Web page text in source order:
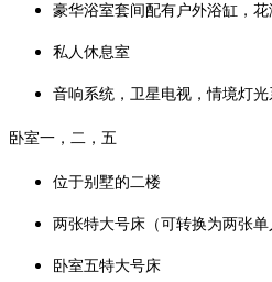
豪华浴室套间配有户外浴缸，
私人休息室
音响系统，卫星电视，情境灯光
卧室一，二，五
位于别墅的二楼
两张特大号床（可转换为两张单
卧室五特大号床